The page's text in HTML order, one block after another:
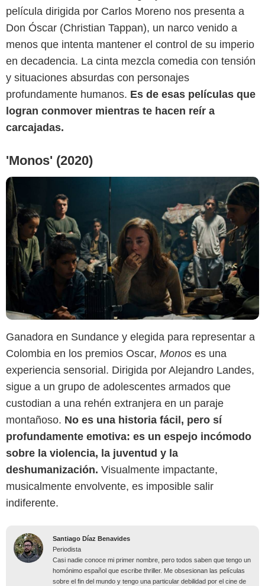
película dirigida por Carlos Moreno nos presenta a
Don Óscar (Christian Tappan), un narco venido a
menos que intenta mantener el control de su imperio
en decadencia. La cinta mezcla comedia con tensión
y situaciones absurdas con personajes
profundamente humanos. Es de esas películas que
logran conmover mientras te hacen reír a
carcajadas.
'Monos' (2020)
Ganadora en Sundance y elegida para representar a
Colombia en los premios Oscar, Monos es una
experiencia sensorial. Dirigida por Alejandro Landes,
sigue a un grupo de adolescentes armados que
custodian a una rehén extranjera en un paraje
montañoso. No es una historia fácil, pero sí
profundamente emotiva: es un espejo incómodo
sobre la violencia, la juventud y la
deshumanización. Visualmente impactante,
musicalmente envolvente, es imposible salir
indiferente.
Santiago Díaz Benavides
Periodista
Casi nadie conoce mi primer nombre, pero todos saben que tengo un
homónimo español que escribe thriller. Me obsesionan las películas
sobre el fin del mundo y tengo una particular debilidad por el cine de